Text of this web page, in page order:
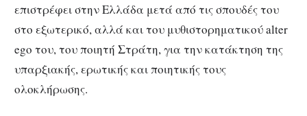
επιστρέφει στην Ελλάδα μετά από τις σπουδές του
στο εξωτερικό, αλλά και του μυθιστορηματικού alter
ego του, του ποιητή Στράτη, για την κατάκτηση της
υπαρξιακής, ερωτικής και ποιητικής τους
ολοκλήρωσης.